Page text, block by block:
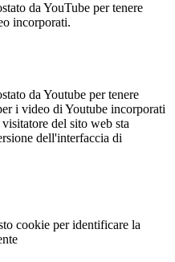
da YouTube per tenere
incorporati.
da Youtube per tenere
i video di Youtube incorporati
del sito web sta
dell'interfaccia di
cookie per identificare la